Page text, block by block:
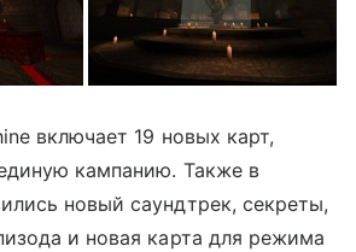
включает 19 новых карт,
кампанию. Также в
новый саундтрек, секреты,
и новая карта для режима